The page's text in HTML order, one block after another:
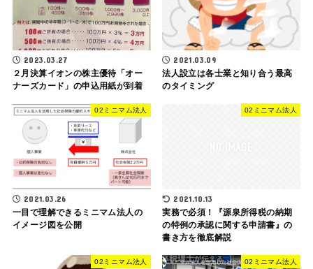
2023.03.27
２月決算イオンの株主優待「オー
ナーズカード」の申込用紙が到着
2021.03.09
法人設立は各士業と知り合う最高
のタイミング
02ミニマム法人
2021.03.26
一目で理解できるミニマム法人の
イメージ図を公開
02ミニマム法人
2021.10.13
実務で必須！『源泉所得税の納期
の特例の承認に関する申請書』の
書き方を徹底解説
02ミニマム法人 02ミニマム法人